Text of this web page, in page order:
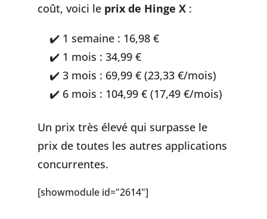
coût, voici le prix de Hinge X:
1 semaine : 16,98 €
1 mois : 34,99 €
3 mois : 69,99 € (23,33 €/mois)
6 mois : 104,99 € (17,49 €/mois)
Un prix très élevé qui surpasse le
prix de toutes les autres applications
concurrentes.
[showmodule id="2614"]